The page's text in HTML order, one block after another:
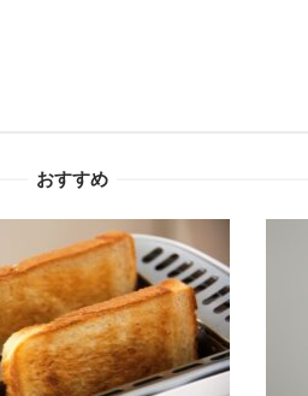
おすすめ